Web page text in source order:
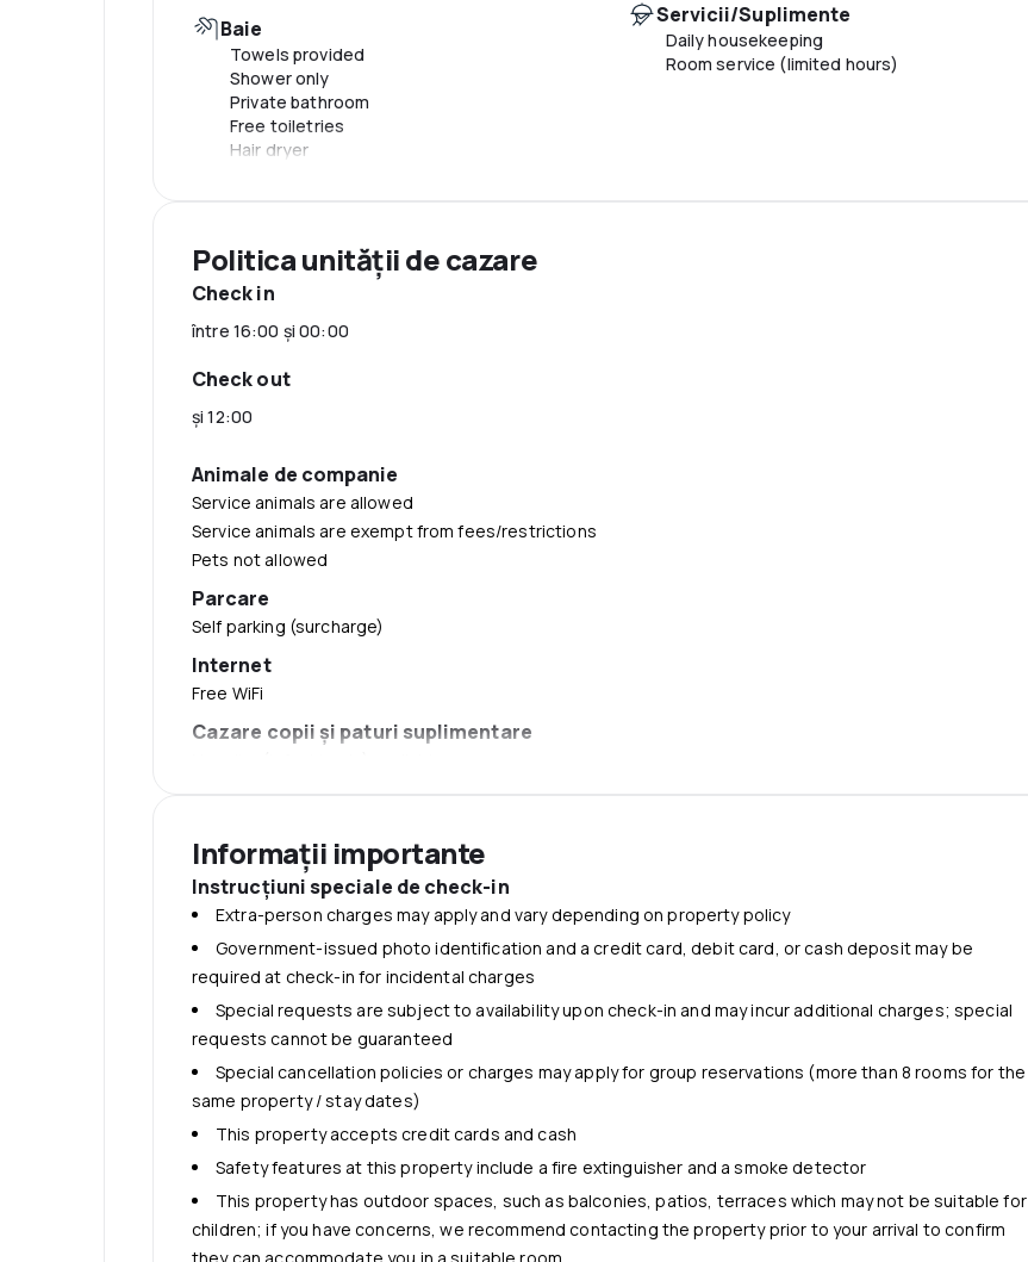
Baie
Towels provided
Shower only
Private bathroom
Free toiletries
Hair dryer
Servicii/Suplimente
Daily housekeeping
Room service (limited hours)
Politica unităţii de cazare
Check in
între 16:00 şi 00:00
Check out
şi 12:00
Animale de companie
Service animals are allowed
Service animals are exempt from fees/restrictions
Pets not allowed
Parcare
Self parking (surcharge)
Internet
Free WiFi
Cazare copii şi paturi suplimentare
Caters to adults only
Informații importante
Instrucţiuni speciale de check-in
Extra-person charges may apply and vary depending on property policy
Government-issued photo identification and a credit card, debit card, or cash deposit may be
required at check-in for incidental charges
Special requests are subject to availability upon check-in and may incur additional charges; special
requests cannot be guaranteed
Special cancellation policies or charges may apply for group reservations (more than 8 rooms for the
same property / stay dates)
This property accepts credit cards and cash
Safety features at this property include a fire extinguisher and a smoke detector
This property has outdoor spaces, such as balconies, patios, terraces which may not be suitable for
children; if you have concerns, we recommend contacting the property prior to your arrival to confirm